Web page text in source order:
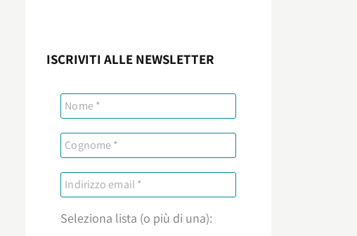
ISCRIVITI ALLE NEWSLETTER
Seleziona lista (o più di una):